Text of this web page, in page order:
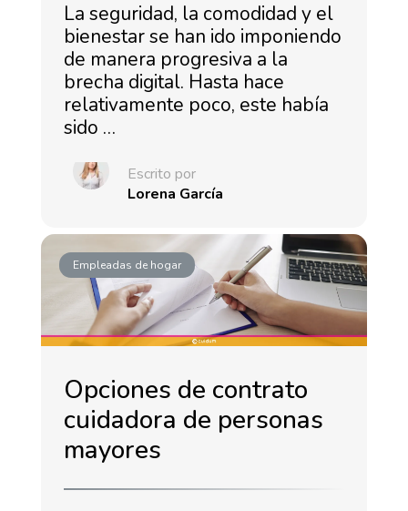
La seguridad, la comodidad y el
bienestar se han ido imponiendo
de manera progresiva a la
brecha digital. Hasta hace
relativamente poco, este había
sido …
Escrito por
Lorena García
Empleadas de hogar
Opciones de contrato
cuidadora de personas
mayores